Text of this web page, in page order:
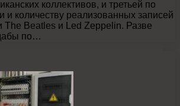
коллективов, и третьей по
и количеству реализованных записей
The Beatles и Led Zeppelin. Разве
по…